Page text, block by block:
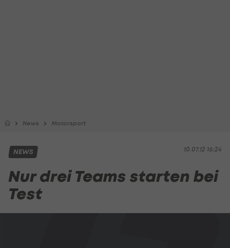
News Motorsport
10.07.12 16:24
NEWS
Nur drei Teams starten bei
Test